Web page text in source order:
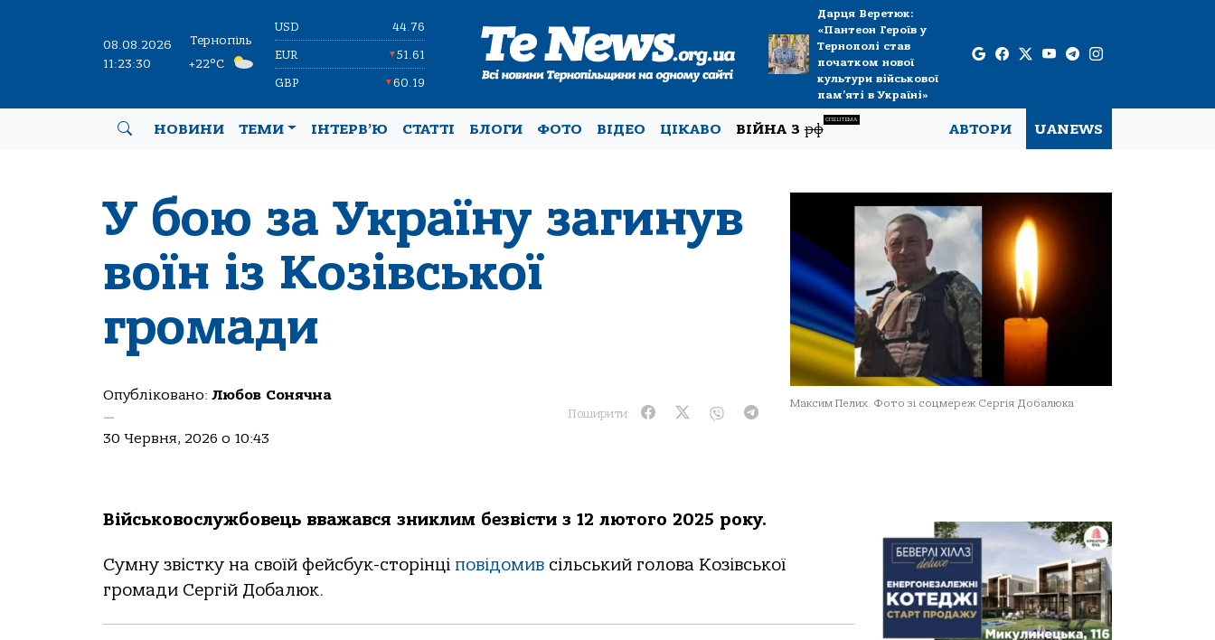
08.08.2026
11:23:31
Тернопіль
+22°C
USD 44.76
EUR ▼51.61
GBP ▼60.19
Дарця Веретюк:
«Пантеон Героїв у
Тернополі став
початком нової
культури військової
пам’яті в Україні»
НОВИНИ ТЕМИ ІНТЕРВ’Ю СТАТТІ БЛОГИ ФОТО ВІДЕО ЦІКАВО ВІЙНА Зрф
СПЕЦТЕМА
АВТОРИ UANEWS
У бою за Україну загинув
воїн із Козівської
громади
Опубліковано: Любов Сонячна
—
30 Червня, 2026 о 10:43
Поширити:
Максим Пелих. Фото зі соцмереж Сергія Добалюка
Військовослужбовець вважався зниклим безвісти з 12 лютого 2025 року.
Сумну звістку на своїй фейсбук-сторінці повідомив сільський голова Козівської
громади Сергій Добалюк.